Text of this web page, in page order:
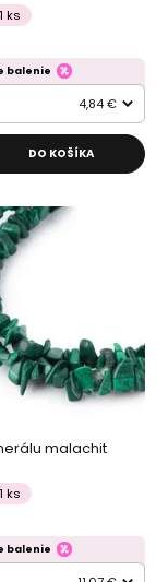
1 ks
balenie
4,84 €
DO KOŠÍKA
malachit
1 ks
balenie